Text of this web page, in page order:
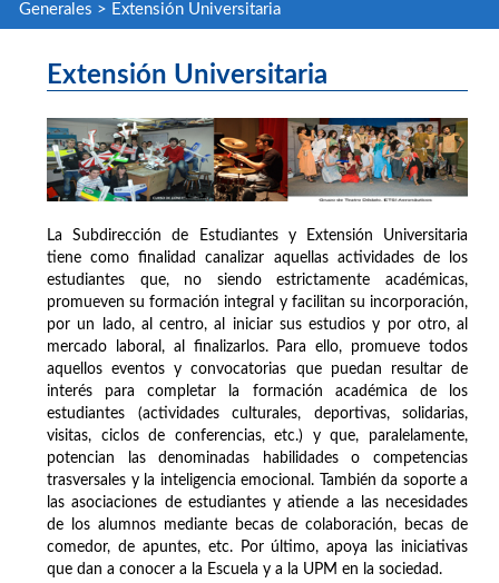
Generales > Extensión Universitaria
Extensión Universitaria
La Subdirección de Estudiantes y Extensión Universitaria
tiene como finalidad canalizar aquellas actividades de los
estudiantes que, no siendo estrictamente académicas,
promueven su formación integral y facilitan su incorporación,
por un lado, al centro, al iniciar sus estudios y por otro, al
mercado laboral, al finalizarlos. Para ello, promueve todos
aquellos eventos y convocatorias que puedan resultar de
interés para completar la formación académica de los
estudiantes (actividades culturales, deportivas, solidarias,
visitas, ciclos de conferencias, etc.) y que, paralelamente,
potencian las denominadas habilidades o competencias
trasversales y la inteligencia emocional. También da soporte a
las asociaciones de estudiantes y atiende a las necesidades
de los alumnos mediante becas de colaboración, becas de
comedor, de apuntes, etc. Por último, apoya las iniciativas
que dan a conocer a la Escuela y a la UPM en la sociedad.